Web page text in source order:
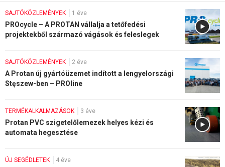
SAJTÓKÖZLEMÉNYEK 1 éve
PROcycle – A PROTAN vállalja a tetőfedési
projektekből származó vágások és feleslegek
SAJTÓKÖZLEMÉNYEK 2 éve
A Protan új gyártóüzemet indított a lengyelországi
Stęszew-ben – PROline
TERMÉKALKALMAZÁSOK 3 éve
Protan PVC szigetelőlemezek helyes kézi és
automata hegesztése
ÚJ SEGÉDLETEK 4 éve